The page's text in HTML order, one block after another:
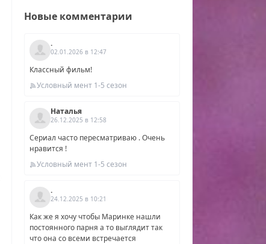
Новые комментарии
.
02.01.2026 в 12:47
Классный фильм!
Условный мент 1-5 сезон
Наталья
26.12.2025 в 12:58
Сериал часто пересматриваю . Очень
нравится !
Условный мент 1-5 сезон
.
24.12.2025 в 10:21
Как же я хочу чтобы Маринке нашли
постоянного парня а то выглядит так
что она со всеми встречается